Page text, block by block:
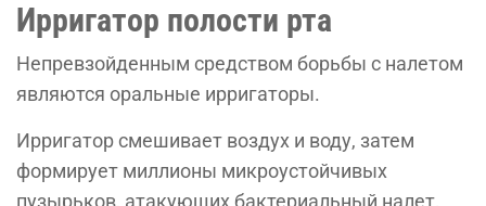
Ирригатор полости рта
Непревзойденным средством борьбы с налетом
являются оральные ирригаторы.
Ирригатор смешивает воздух и воду, затем
формирует миллионы микроустойчивых
пузырьков, атакующих бактериальный налет.